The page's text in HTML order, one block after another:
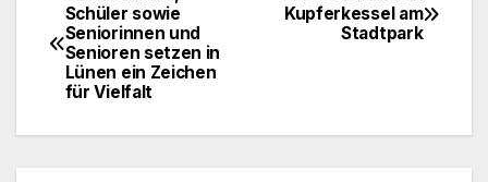
Kupferkessel am
Stadtpark
Schüler sowie
Seniorinnen und
Senioren setzen in
Lünen ein Zeichen
für Vielfalt